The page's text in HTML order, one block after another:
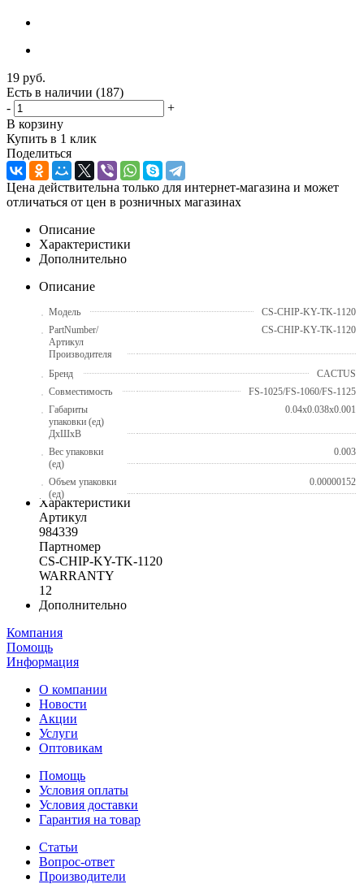
19 руб.
Есть в наличии (187)
-
+
В корзину
Купить в 1 клик
Поделиться
Цена действительна только для интернет-магазина и может
отличаться от цен в розничных магазинах
Описание
Характеристики
Дополнительно
Описание
Модель
CS-CHIP-KY-TK-1120
PartNumber/
Артикул
Производителя
CS-CHIP-KY-TK-1120
Бренд
CACTUS
Совместимость
FS-1025/FS-1060/FS-1125
Габариты
упаковки (ед)
ДхШхВ
0.04x0.038x0.001
Вес упаковки
(ед)
0.003
Объем упаковки
(ед)
0.00000152
Характеристики
Артикул
984339
Партномер
CS-CHIP-KY-TK-1120
WARRANTY
12
Дополнительно
Компания
Помощь
Информация
О компании
Новости
Акции
Услуги
Оптовикам
Помощь
Условия оплаты
Условия доставки
Гарантия на товар
Статьи
Вопрос-ответ
Производители